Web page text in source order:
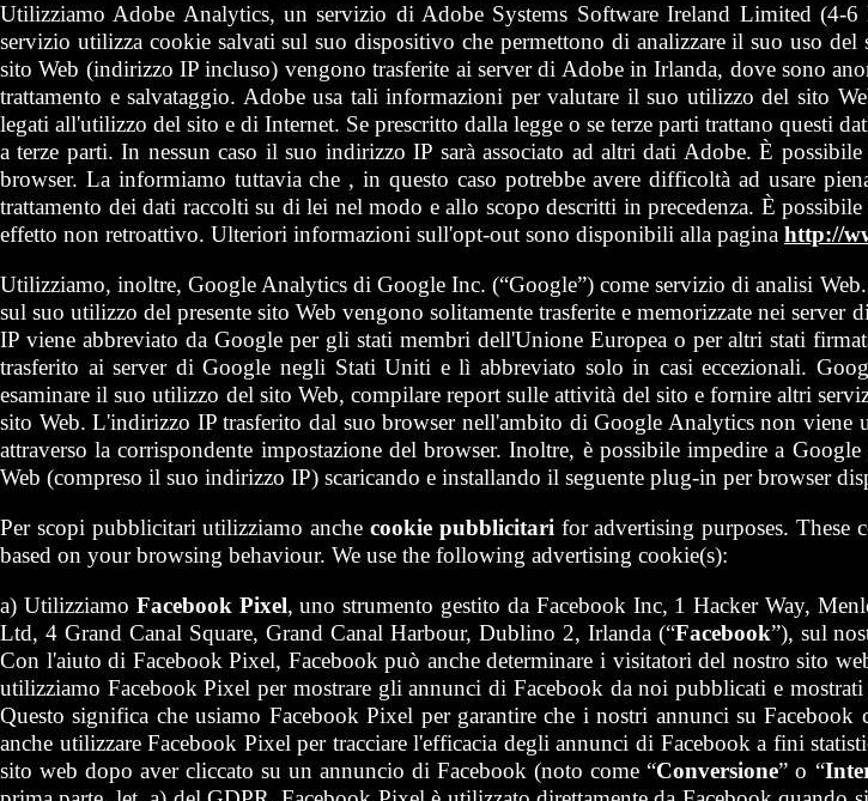
Utilizziamo Adobe Analytics, un servizio di Adobe Systems Software Ireland Limited (4-
servizio utilizza cookie salvati sul suo dispositivo che permettono di analizzare il suo uso
sito Web (indirizzo IP incluso) vengono trasferite ai server di Adobe in Irlanda, dove sono
trattamento e salvataggio. Adobe usa tali informazioni per valutare il suo utilizzo del sito
legati all'utilizzo del sito e di Internet. Se prescritto dalla legge o se terze parti trattano questi
a terze parti. In nessun caso il suo indirizzo IP sarà associato ad altri dati Adobe. È
browser. La informiamo tuttavia che , in questo caso potrebbe avere difficoltà ad usare
trattamento dei dati raccolti su di lei nel modo e allo scopo descritti in precedenza. È
effetto non retroattivo. Ulteriori informazioni sull'opt-out sono disponibili alla pagina http://
Utilizziamo, inoltre, Google Analytics di Google Inc. (“Google”) come servizio di analisi
sul suo utilizzo del presente sito Web vengono solitamente trasferite e memorizzate nei
IP viene abbreviato da Google per gli stati membri dell'Unione Europea o per altri stati
trasferito ai server di Google negli Stati Uniti e lì abbreviato solo in casi eccezionali.
esaminare il suo utilizzo del sito Web, compilare report sulle attività del sito e fornire altri
sito Web. L'indirizzo IP trasferito dal suo browser nell'ambito di Google Analytics non
attraverso la corrispondente impostazione del browser. Inoltre, è possibile impedire a
Web (compreso il suo indirizzo IP) scaricando e installando il seguente plug-in per browser
Per scopi pubblicitari utilizziamo anche cookie pubblicitarifor advertising purposes. These
based on your browsing behaviour. We use the following advertising cookie(s):
a) Utilizziamo Facebook Pixel, uno strumento gestito da Facebook Inc, 1 Hacker Way,
Ltd, 4 Grand Canal Square, Grand Canal Harbour, Dublino 2, Irlanda (“Facebook”), sul
Con l'aiuto di Facebook Pixel, Facebook può anche determinare i visitatori del nostro sito
utilizziamo Facebook Pixel per mostrare gli annunci di Facebook da noi pubblicati e
Questo significa che usiamo Facebook Pixel per garantire che i nostri annunci su
anche utilizzare Facebook Pixel per tracciare l'efficacia degli annunci di Facebook a fini
sito web dopo aver cliccato su un annuncio di Facebook (noto come “Conversione” o “